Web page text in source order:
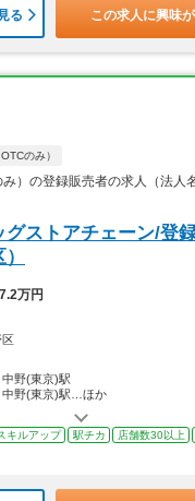
る この求人に興味
のみ）
み）の登録販売者の求人（法
ストアチェーン/登
万円
中野(東京)駅
中野(東京)駅…ほか
キルアップ 駅チカ 店舗数30以上